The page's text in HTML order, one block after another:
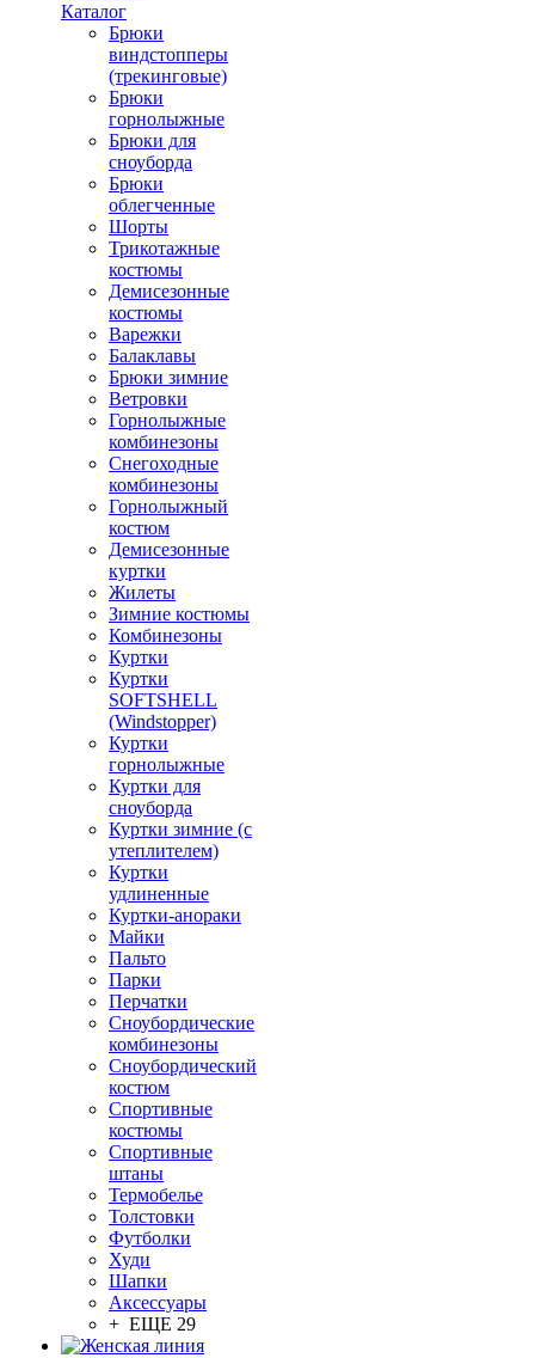
Каталог
Брюки
виндстопперы
(трекинговые)
Брюки
горнолыжные
Брюки для
сноуборда
Брюки
облегченные
Шорты
Трикотажные
костюмы
Демисезонные
костюмы
Варежки
Балаклавы
Брюки зимние
Ветровки
Горнолыжные
комбинезоны
Снегоходные
комбинезоны
Горнолыжный
костюм
Демисезонные
куртки
Жилеты
Зимние костюмы
Комбинезоны
Куртки
Куртки
SOFTSHELL
(Windstopper)
Куртки
горнолыжные
Куртки для
сноуборда
Куртки зимние (с
утеплителем)
Куртки
удлиненные
Куртки-анораки
Майки
Пальто
Парки
Перчатки
Сноубордические
комбинезоны
Сноубордический
костюм
Спортивные
костюмы
Спортивные
штаны
Термобелье
Толстовки
Футболки
Худи
Шапки
Аксессуары
+ ЕЩЕ 29